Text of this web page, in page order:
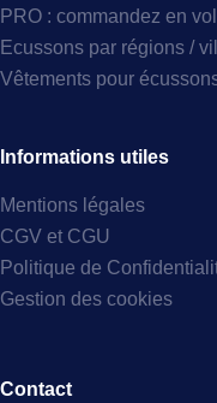
PRO : commandez en
Ecussons par régions /
Vêtements pour
Informations utiles
Mentions légales
CGV et CGU
Politique de
Gestion des cookies
Contact